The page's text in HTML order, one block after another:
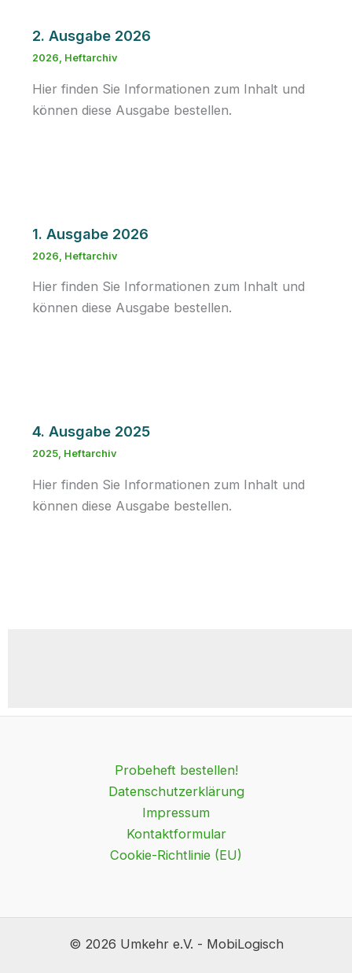
2. Ausgabe 2026
2026, Heftarchiv
Hier finden Sie Informationen zum Inhalt und
können diese Ausgabe bestellen.
1. Ausgabe 2026
2026 Heftarchiv
Hier finden Sie Informationen zum Inhalt und
können diese Ausgabe bestellen.
4. Ausgabe 2025
2025, Heftarchiv
Hier finden Sie Informationen zum Inhalt und
können diese Ausgabe bestellen.
Probeheft bestellen!
Datenschutzerklärung
Impressum
Kontaktformular
Cookie-Richtlinie (EU)
© 2026 Umkehr e.V. - MobiLogisch